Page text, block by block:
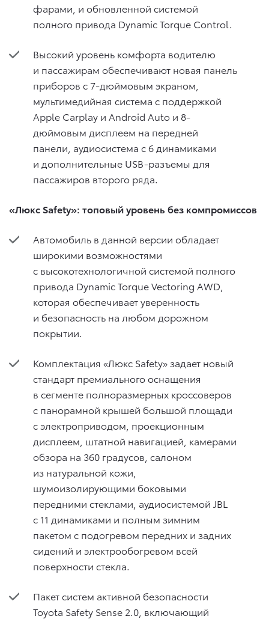
фарами, и обновленной системой
полного привода Dynamic Torque Control.
Высокий уровень комфорта водителю
и пассажирам обеспечивают новая панель
приборов с 7-дюймовым экраном,
мультимедийная система с поддержкой
Apple Carplay и Android Auto и 8-
дюймовым дисплеем на передней
панели, аудиосистема с 6 динамиками
и дополнительные USB-разъемы для
пассажиров второго ряда.
«Люкс Safety»: топовый уровень без компромиссов
Автомобиль в данной версии обладает
широкими возможностями
с высокотехнологичной системой полного
привода Dynamic Torque Vectoring AWD,
которая обеспечивает уверенность
и безопасность на любом дорожном
покрытии.
Комплектация «Люкс Safety» задает новый
стандарт премиального оснащения
в сегменте полноразмерных кроссоверов
с панорамной крышей большой площади
с электроприводом, проекционным
дисплеем, штатной навигацией, камерами
обзора на 360 градусов, салоном
из натуральной кожи,
шумоизолирующими боковыми
передними стеклами, аудиосистемой JBL
с 11 динамиками и полным зимним
пакетом с подогревом передних и задних
сидений и электрообогревом всей
поверхности стекла.
Пакет систем активной безопасности
Toyota Safety Sense 2.0, включающий